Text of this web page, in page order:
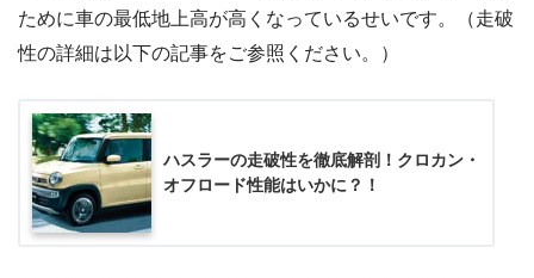
ために車の最低地上高が高くなっているせいです。（走破
性の詳細は以下の記事をご参照ください。）
ハスラーの走破性を徹底解剖！クロカン・
オフロード性能はいかに？！